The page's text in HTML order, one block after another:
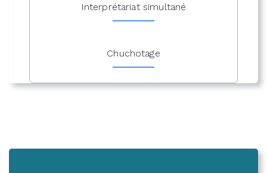
Interprétariat simultané
Chuchotage